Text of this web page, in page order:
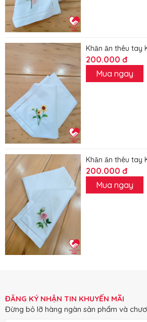
Khăn ăn thêu tay
200.000 đ
Mua ngay
Khăn ăn thêu tay
200.000 đ
Mua ngay
ĐĂNG KÝ NHẬN TIN KHUYẾN MÃI
Đừng bỏ lỡ hàng ngàn sản phẩm và